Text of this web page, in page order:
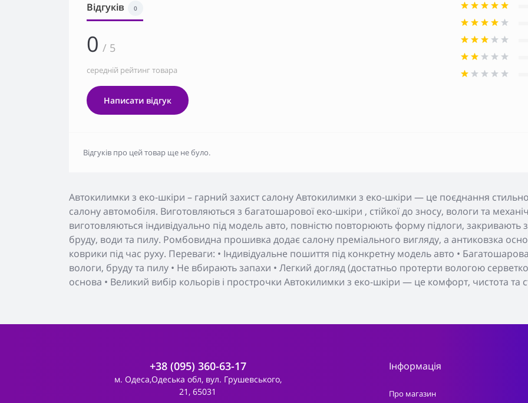
Автокилимки з еко-шкіри – гарний захист салону Автокилимки з еко-шкіри — це поєднання
салону автомобіля. Виготовляються з багатошарової еко-шкіри , стійкої до зносу, вологи та
виготовляються індивідуально під модель авто, повністю повторюють форму підлоги, закривають
бруду, води та пилу. Ромбовидна прошивка додає салону преміального вигляду, а антиковзка
коврики під час руху. Переваги: • Індивідуальне пошиття під конкретну модель авто •
вологи, бруду та пилу • Не вбирають запахи • Легкий догляд (достатньо протерти вологою
основа • Великий вибір кольорів і прострочки Автокилимки з еко-шкіри — це комфорт, чистота та
Відгуків 0
0 / 5
середній рейтинг товара
Написати відгук
Відгуків про цей товар ще не було.
+38 (095) 360-63-17
м. Одеса,Одеська обл, вул. Грушевського,
21, 65031
Інформація
Про магазин